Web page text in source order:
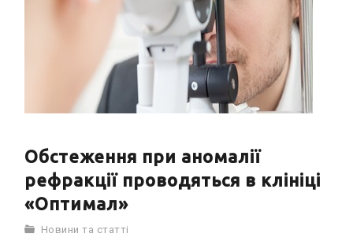
Обстеження при аномалії
рефракції проводяться в клініці
«Оптимал»
Новини та статті